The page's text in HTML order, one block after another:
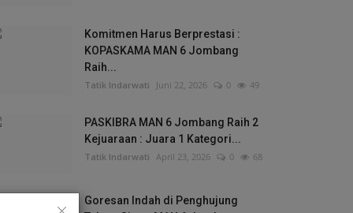
Komitmen Harus Berprestasi :
KOPASKAMA MAN 6 Jombang
Raih...
Tatik Indarwati Juni 22, 2026 0 49
PASKIBRA MAN 6 Jombang Raih 2
Kejuaraan : Juara 1 Kategori...
Tatik Indarwati April 23, 2026 0 68
Goresan Indah di Penghujung